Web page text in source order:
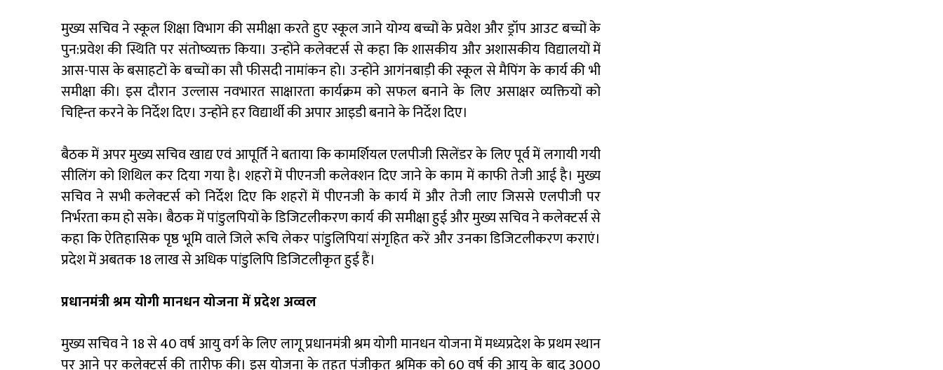
मुख्य सचिव ने स्कूल शिक्षा विभाग की समीक्षा करते हुए स्कूल जाने योग्य बच्चों के प्रवेश और ड्रॉप आउट बच्चों के
पुन:प्रवेश की स्थिति पर संतोष्व्यक्त किया। उन्होंने कलेक्टर्स से कहा कि शासकीय और अशासकीय विद्यालयों में
आस-पास के बसाहटों के बच्चों का सौ फीसदी नामांकन हो। उन्होंने आगंनबाड़ी की स्कूल से मैपिंग के कार्य की भी
समीक्षा की। इस दौरान उल्लास नवभारत साक्षारता कार्यक्रम को सफल बनाने के लिए असाक्षर व्यक्तियों को
चिह्न्ति करने के निर्देश दिए। उन्होंने हर विद्यार्थी की अपार आइडी बनाने के निर्देश दिए।
बैठक में अपर मुख्य सचिव खाद्य एवं आपूर्ति ने बताया कि कामर्शियल एलपीजी सिलेंडर के लिए पूर्व में लगायी गयी
सीलिंग को शिथिल कर दिया गया है। शहरों में पीएनजी कलेक्शन दिए जाने के काम में काफी तेजी आई है। मुख्य
सचिव ने सभी कलेक्टर्स को निर्देश दिए कि शहरों में पीएनजी के कार्य में और तेजी लाए जिससे एलपीजी पर
निर्भरता कम हो सके। बैठक में पांडुलपियों के डिजिटलीकरण कार्य की समीक्षा हुई और मुख्य सचिव ने कलेक्टर्स से
कहा कि ऐतिहासिक पृष्ठ भूमि वाले जिले रूचि लेकर पांडुलिपियां संगृहित करें और उनका डिजिटलीकरण कराएं।
प्रदेश में अबतक 18 लाख से अधिक पांडुलिपि डिजिटलीकृत हुई हैं।
प्रधानमंत्री श्रम योगी मानधन योजना में प्रदेश अव्वल
मुख्य सचिव ने 18 से 40 वर्ष आयु वर्ग के लिए लागू प्रधानमंत्री श्रम योगी मानधन योजना में मध्यप्रदेश के प्रथम स्थान